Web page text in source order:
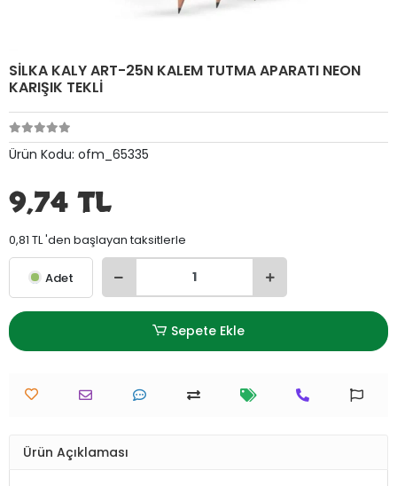
SİLKA KALY ART-25N KALEM TUTMA APARATI NEON
KARIŞIK TEKLİ
Ürün Kodu: ofm_65335
9,74 TL
0,81 TL 'den başlayan taksitlerle
Adet
Sepete Ekle
Ürün Açıklaması